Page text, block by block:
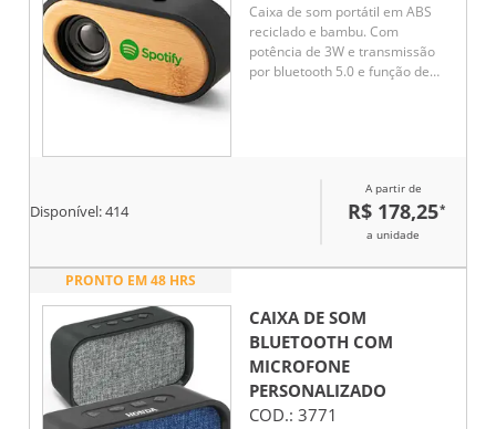
Caixa de som portátil em ABS
reciclado e bambu. Com
potência de 3W e transmissão
por bluetooth 5.0 e função de
Disponível:414
A partir de
R$ 178,25*
a unidade
PRONTO EM 48 HRS
CAIXA DE SOM
BLUETOOTH COM
MICROFONE
PERSONALIZADO
COD.: 3771